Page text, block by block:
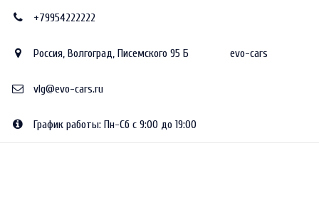
+79954222222
Россия, Волгоград, Писемского 95 Б evo-cars
vlg@evo-cars.ru
График работы: Пн-Сб с 9:00 до 19:00